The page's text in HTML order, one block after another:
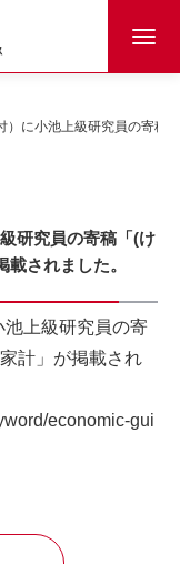
に小池上級研究員の寄稿
研究員の寄稿「(け
されました。
上級研究員の寄
計」が掲載され
economic-gui